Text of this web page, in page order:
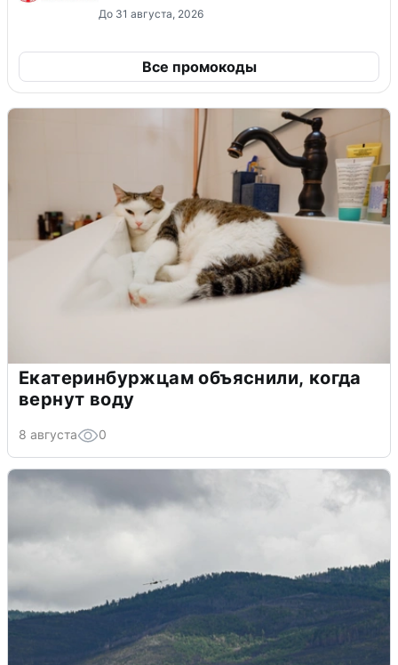
До 31 августа, 2026
Все промокоды
Екатеринбуржцам объяснили, когда
вернут воду
8 августа 0